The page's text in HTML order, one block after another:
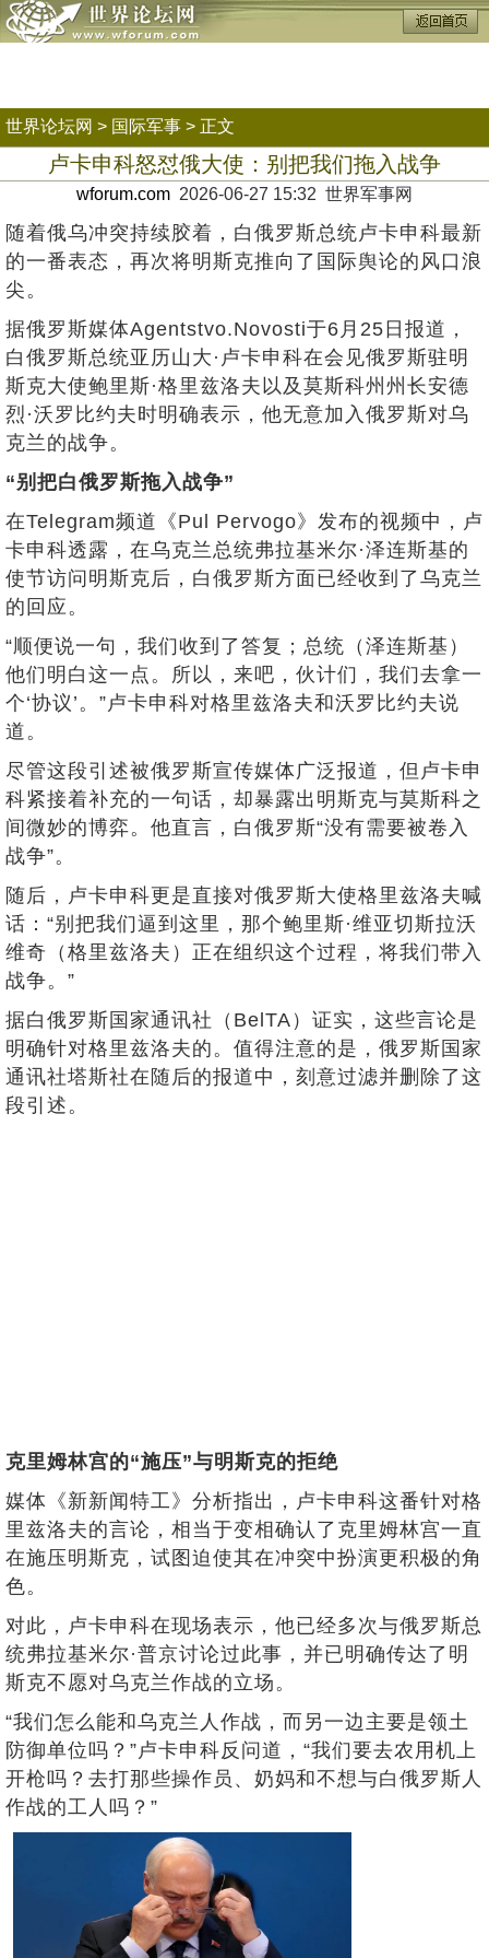
世界论坛网 > 国际军事 > 正文
卢卡申科怒怼俄大使：别把我们拖入战争
wforum.com 2026-06-27 15:32 世界军事网
随着俄乌冲突持续胶着，白俄罗斯总统卢卡申科最新
的一番表态，再次将明斯克推向了国际舆论的风口浪
尖。
据俄罗斯媒体Agentstvo.Novosti于6月25日报道，
白俄罗斯总统亚历山大·卢卡申科在会见俄罗斯驻明
斯克大使鲍里斯·格里兹洛夫以及莫斯科州州长安德
烈·沃罗比约夫时明确表示，他无意加入俄罗斯对乌
克兰的战争。
“别把白俄罗斯拖入战争”
在Telegram频道《Pul Pervogo》发布的视频中，卢
卡申科透露，在乌克兰总统弗拉基米尔·泽连斯基的
使节访问明斯克后，白俄罗斯方面已经收到了乌克兰
的回应。
“顺便说一句，我们收到了答复；总统（泽连斯基）
他们明白这一点。所以，来吧，伙计们，我们去拿一
个‘协议’。”卢卡申科对格里兹洛夫和沃罗比约夫说
道。
尽管这段引述被俄罗斯宣传媒体广泛报道，但卢卡申
科紧接着补充的一句话，却暴露出明斯克与莫斯科之
间微妙的博弈。他直言，白俄罗斯“没有需要被卷入
战争”。
随后，卢卡申科更是直接对俄罗斯大使格里兹洛夫喊
话：“别把我们逼到这里，那个鲍里斯·维亚切斯拉沃
维奇（格里兹洛夫）正在组织这个过程，将我们带入
战争。”
据白俄罗斯国家通讯社（BelTA）证实，这些言论是
明确针对格里兹洛夫的。值得注意的是，俄罗斯国家
通讯社塔斯社在随后的报道中，刻意过滤并删除了这
段引述。
克里姆林宫的“施压”与明斯克的拒绝
媒体《新新闻特工》分析指出，卢卡申科这番针对格
里兹洛夫的言论，相当于变相确认了克里姆林宫一直
在施压明斯克，试图迫使其在冲突中扮演更积极的角
色。
对此，卢卡申科在现场表示，他已经多次与俄罗斯总
统弗拉基米尔·普京讨论过此事，并已明确传达了明
斯克不愿对乌克兰作战的立场。
“我们怎么能和乌克兰人作战，而另一边主要是领土
防御单位吗？”卢卡申科反问道，“我们要去农用机上
开枪吗？去打那些操作员、奶妈和不想与白俄罗斯人
作战的工人吗？”